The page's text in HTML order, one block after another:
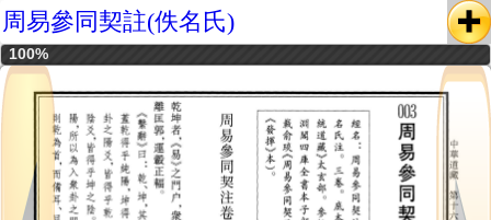
周易參同契註(佚名氏)
100%